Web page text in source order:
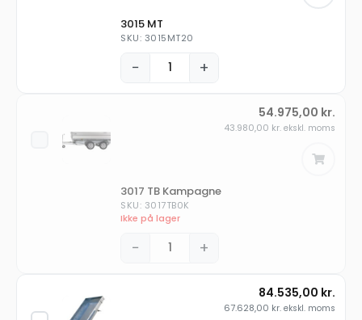
3015 MT
SKU: 3015MT20
− +
3017 TB Kampagne
SKU: 3017TB0K
Ikke på lager
− +
54.975,00 kr.
43.980,00 kr. ekskl. moms
84.535,00 kr.
67.628,00 kr. ekskl. moms